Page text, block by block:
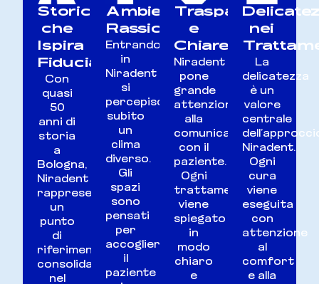
Storicità
che
Ispira
Fiducia
Con
quasi
50
anni di
storia
a
Bologna,
Niradent
rappresenta
un
punto
di
riferimento
consolidato
nel
Ambiente
Rassicurante
Entrando
in
Niradent
si
percepisce
subito
un
clima
diverso.
Gli
spazi
sono
pensati
per
accogliere
il
paziente
Trasparenza
e
Chiarezza
Niradent
pone
grande
attenzione
alla
comunicazione
con il
paziente.
Ogni
trattamento
viene
spiegato
in
modo
chiaro
e
nei
La
delicatezza
è un
valore
centrale
Niradent.
Ogni
cura
viene
eseguita
con
attenzione
al
comfort
e alla